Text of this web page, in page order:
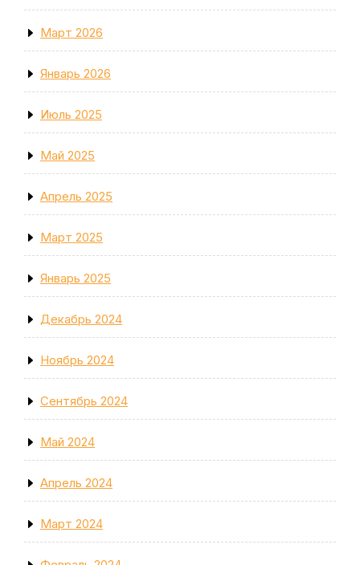
Март 2026
Январь 2026
Июль 2025
Май 2025
Апрель 2025
Март 2025
Январь 2025
Декабрь 2024
Ноябрь 2024
Сентябрь 2024
Май 2024
Апрель 2024
Март 2024